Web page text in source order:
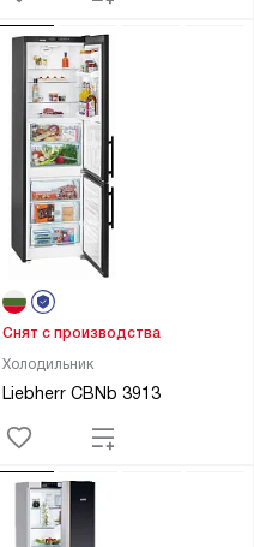
Холодильник
Liebherr CBNb 3913
Снят с производства